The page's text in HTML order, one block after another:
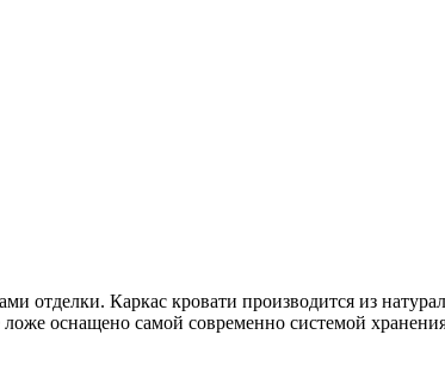
отделки. Каркас кровати производится из
оснащено самой современно системой